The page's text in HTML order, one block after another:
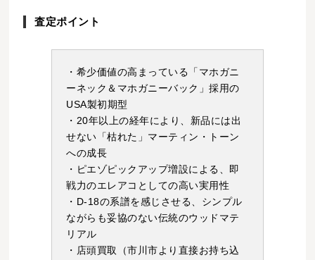
査定ポイント
・希少価値の高まっている「マホガニ
ーネック＆マホガニーバック」採用の
USA製初期型
・20年以上の経年により、新品には出
せない「枯れた」マーティン・トーン
への成長
・ピエゾピックアップ増設による、即
戦力のエレアコとしての高い実用性
・D-18の系譜を感じさせる、シンプル
ながらも妥協のない伝統のウッドマテ
リアル
・店頭買取（市川市より直接お持ち込